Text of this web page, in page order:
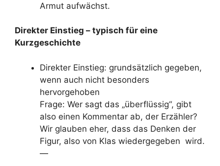
Armut aufwächst.
Direkter Einstieg – typisch für eine
Kurzgeschichte
Direkter Einstieg: grundsätzlich gegeben,
wenn auch nicht besonders
hervorgehoben
Frage: Wer sagt das „überflüssig“, gibt
also einen Kommentar ab, der Erzähler?
Wir glauben eher, dass das Denken der
Figur, also von Klas wiedergegeben wird.
—